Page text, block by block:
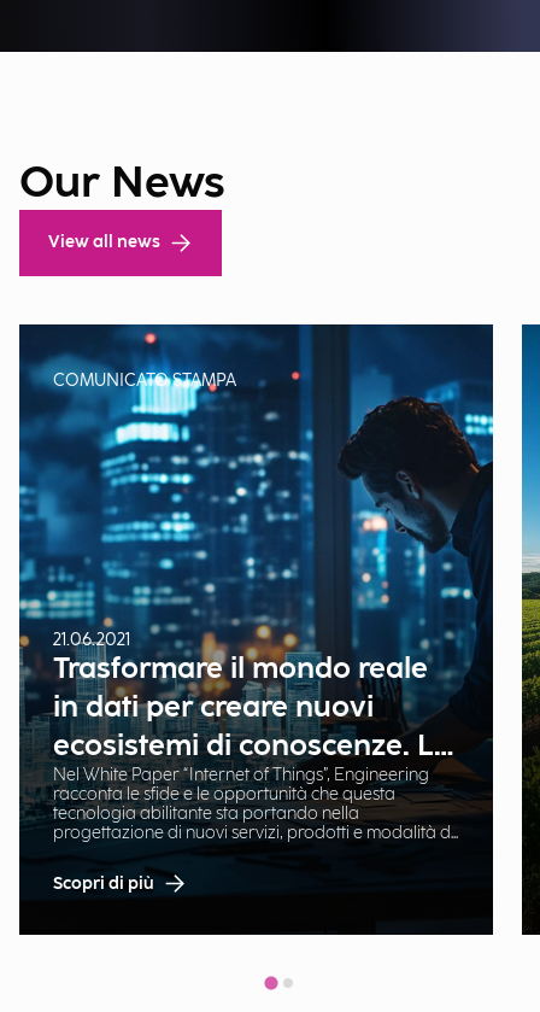
Our News
View all news
COMUNICATO STAMPA
21.06.2021
Trasformare il mondo reale
in dati per creare nuovi
ecosistemi di conoscenze. La
vision di Engineering nell'IOT
Nel White Paper “Internet of Things”, Engineering
racconta le sfide e le opportunità che questa
tecnologia abilitante sta portando nella
progettazione di nuovi servizi, prodotti e modalità di
interagire con gli oggetti, gli individui e l’ambiente.
Dal Digital Industry alle Augmented City, dall’E-
Health alla Smart Energy & Utilities
Scopri di più